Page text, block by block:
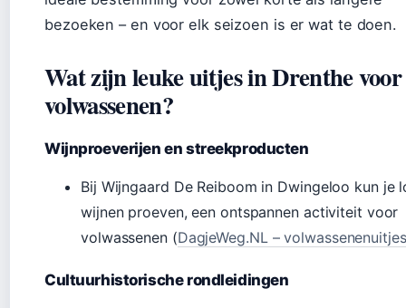
bezoeken – en voor elk seizoen is er wat te doen.
Wat zijn leuke uitjes in Drenthe voor
volwassenen?
Wijnproeverijen en streekproducten
Bij Wijngaard De Reiboom in Dwingeloo kun je
wijnen proeven, een ontspannen activiteit voor
volwassenen (DagjeWeg.NL – volwassenenuitjes
Cultuurhistorische rondleidingen